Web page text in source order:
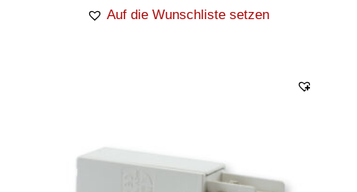
Auf die Wunschliste setzen